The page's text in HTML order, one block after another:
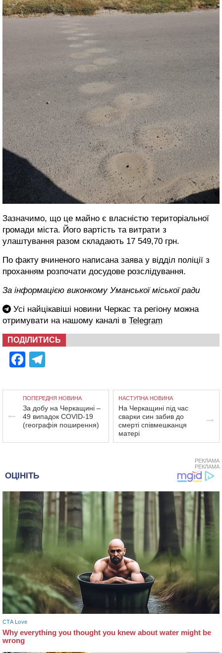
Зазначимо, що це майно є власністю територіальної
громади міста. Його вартість та витрати з
улаштування разом складають 17 549,70 грн.
По факту вчиненого написана заява у відділ поліції з
проханням розпочати досудове розслідування.
За інформацією виконкому Уманської міської ради
Усі найцікавіші новини Черкас та регіону можна
отримувати на нашому каналі в Telegram
ПОДІЛИТИСЬ
Facebook
ПОПЕРЕДНЯ НОВИНА
За добу на Черкащині –
49 випадок COVID-19
(географія поширення)
НАСТУПНА НОВИНА
На Черкащині під час
сварки син забив до
смерті співмешканця
матері
РЕКЛАМА
РЕКЛАМА